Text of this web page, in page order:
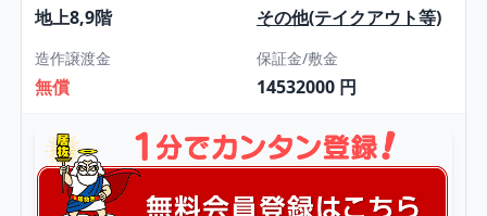
地上8,9階 その他(テイクアウト等)
造作譲渡金
無償
保証金/敷金
14532000 円